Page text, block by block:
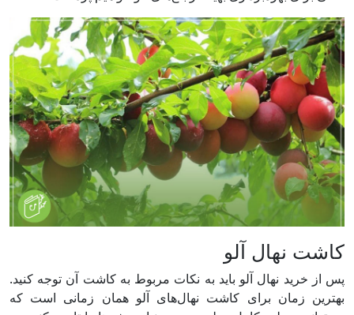
کاشت نهال آلو
پس از خرید نهال آلو باید به نکات مربوط به کاشت آن توجه کنید.
بهترین زمان برای کاشت نهال‌های آلو همان زمانی است که